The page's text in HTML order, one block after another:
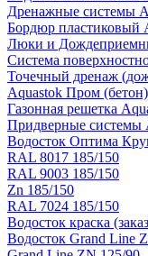
Дренажные системы
Бордюр пластиковый
Люки и
Система
Точечный дренаж
Aquastok Пром (бетон)
Газонная решетка
Придверные системы
Водосток Оптима
RAL 8017 185/150
RAL 9003 185/150
Zn 185/150
RAL 7024 185/150
Водосток краска
Водосток Grand Line